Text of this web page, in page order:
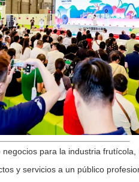
para la industria
y servicios a un público